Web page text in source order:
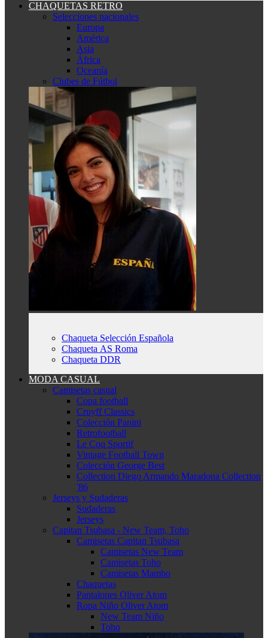
CHAQUETAS RETRO
Selecciones nacionales
Europa
América
Asia
África
Oceanía
Clubes de Fútbol
Chaqueta Selección Española
Chaqueta AS Roma
Chaqueta DDR
MODA CASUAL
Camisetas casual
Copa football
Cruyff Classics
Colección Panini
Retrofootball
Le Coq Sportif
Vintage Football Town
Colección George Best
Collection Diego Armando Maradona Collection
'86
Jerseys y Sudaderas
Sudaderas
Jerseys
Capitan Tsubasa - New Team, Toho
Camisetas Capitan Tsubasa
Camisetas New Team
Camisetas Toho
Camisetas Mambo
Chaquetas
Pantalones Oliver Atom
Ropa Niño Oliver Atom
New Team Niño
Toho